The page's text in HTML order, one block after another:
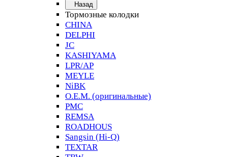
Назад
Тормозные колодки
CHINA
DELPHI
JC
KASHIYAMA
LPR/AP
MEYLE
NiBK
O.E.M. (оригинальные)
PMC
REMSA
ROADHOUS
Sangsin (Hi-Q)
TEXTAR